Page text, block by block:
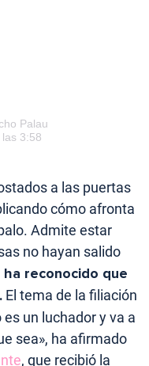
Palau
3:58
a las puertas
cómo afronta
Admite estar
no hayan salido
reconocido que
El tema de la filiación
un luchador y va a
sea», ha afirmado
, que recibió la